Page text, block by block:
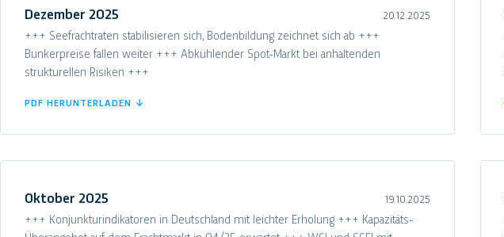
Dezember 2025 20.12.2025
+++ Seefrachtraten stabilisieren sich, Bodenbildung zeichnet sich ab +++
Bunkerpreise fallen weiter +++ Abkühlender Spot-Markt bei anhaltenden
strukturellen Risiken +++
PDF HERUNTERLADEN ↓
Oktober 2025 19.10.2025
+++ Konjunkturindikatoren in Deutschland mit leichter Erholung +++ Kapazitäts-